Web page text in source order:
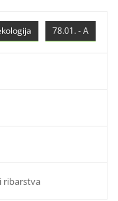
78.01. - A
ribarstva